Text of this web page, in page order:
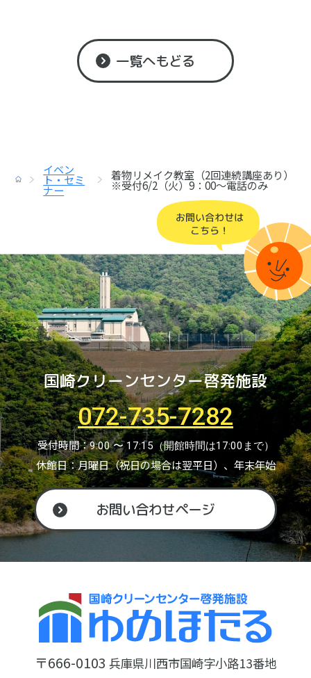
一覧へもどる
トップ
イベン
ト・セミ
ナー
着物リメイク教室（2回連続講座あり）
※受付6/2（火）9：00～電話のみ
国崎クリーンセンター啓発施設
072-735-7282
受付時間：9:00 〜 17:15（開館時間は17:00まで）
休館日：月曜日（祝日の場合は翌平日）、年末年始
お問い合わせページ
〒666-0103 兵庫県川西市国崎字小路13番地